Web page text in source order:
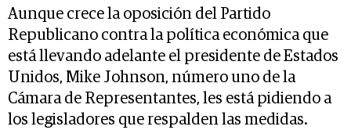
Aunque crece la oposición del Partido
Republicano contra la política económica que
está llevando adelante el presidente de Estados
Unidos, Mike Johnson, número uno de la
Cámara de Representantes, les está pidiendo a
los legisladores que respalden las medidas.